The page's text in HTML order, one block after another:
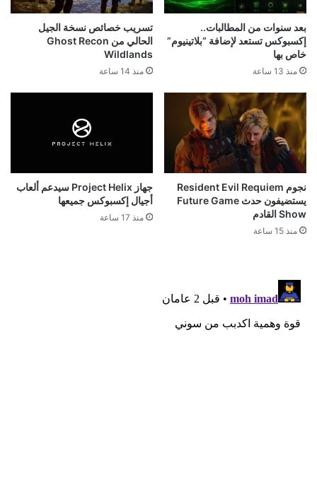
بعد سنوات من المطالبات..
إكسبوكس تستعد لإضافة “بلاتينيوم”
خاص بها
منذ 13 ساعة
تسريب خصائص نسخة الجيل
الحالي من Ghost Recon
Wildlands
منذ 14 ساعة
نجوم Resident Evil Requiem
يستضيفون حدث Future Game
Show القادم
منذ 15 ساعة
جهاز Project Helix سيدعم ألعاب
أجيال إكسبوكس جميعها
منذ 17 ساعة